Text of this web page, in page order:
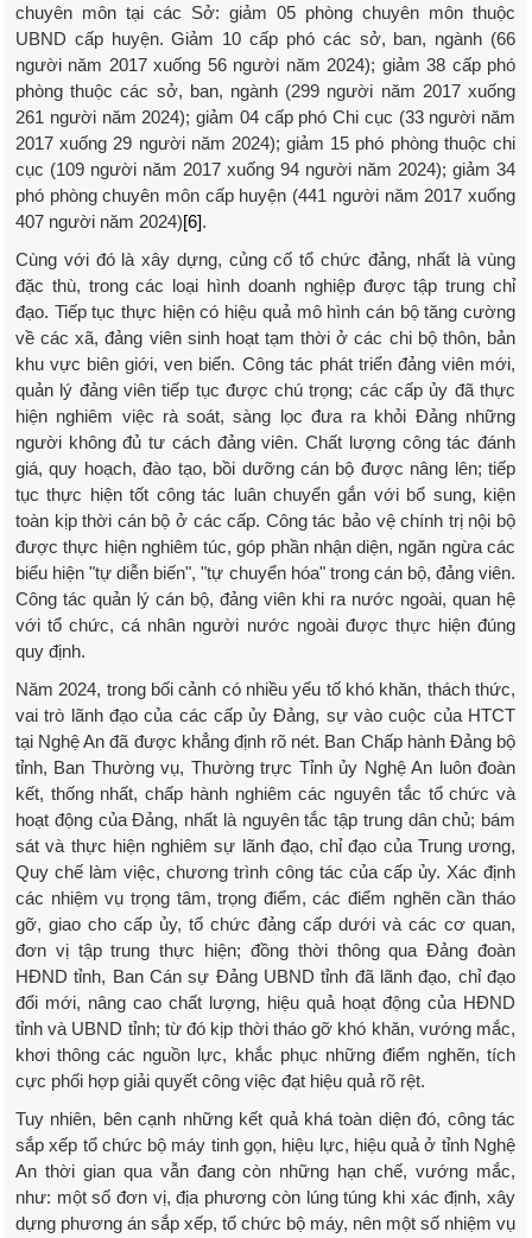
chuyên môn tại các Sở: giảm 05 phòng chuyên môn thuộc
UBND cấp huyện. Giảm 10 cấp phó các sở, ban, ngành (66
người năm 2017 xuống 56 người năm 2024); giảm 38 cấp phó
phòng thuộc các sở, ban, ngành (299 người năm 2017 xuống
261 người năm 2024); giảm 04 cấp phó Chi cục (33 người năm
2017 xuống 29 người năm 2024); giảm 15 phó phòng thuộc chi
cục (109 người năm 2017 xuống 94 người năm 2024); giảm 34
phó phòng chuyên môn cấp huyện (441 người năm 2017 xuống
407 người năm 2024)[6].
Cùng với đó là xây dựng, củng cố tổ chức đảng, nhất là vùng
đặc thù, trong các loại hình doanh nghiệp được tập trung chỉ
đạo. Tiếp tục thực hiện có hiệu quả mô hình cán bộ tăng cường
về các xã, đảng viên sinh hoạt tạm thời ở các chi bộ thôn, bản
khu vực biên giới, ven biển. Công tác phát triển đảng viên mới,
quản lý đảng viên tiếp tục được chú trọng; các cấp ủy đã thực
hiện nghiêm việc rà soát, sàng lọc đưa ra khỏi Đảng những
người không đủ tư cách đảng viên. Chất lượng công tác đánh
giá, quy hoạch, đào tạo, bồi dưỡng cán bộ được nâng lên; tiếp
tục thực hiện tốt công tác luân chuyển gắn với bổ sung, kiện
toàn kịp thời cán bộ ở các cấp. Công tác bảo vệ chính trị nội bộ
được thực hiện nghiêm túc, góp phần nhận diện, ngăn ngừa các
biểu hiện "tự diễn biến", "tự chuyển hóa" trong cán bộ, đảng viên.
Công tác quản lý cán bộ, đảng viên khi ra nước ngoài, quan hệ
với tổ chức, cá nhân người nước ngoài được thực hiện đúng
quy định.
Năm 2024, trong bối cảnh có nhiều yếu tố khó khăn, thách thức,
vai trò lãnh đạo của các cấp ủy Đảng, sự vào cuộc của HTCT
tại Nghệ An đã được khẳng định rõ nét. Ban Chấp hành Đảng bộ
tỉnh, Ban Thường vụ, Thường trực Tỉnh ủy Nghệ An luôn đoàn
kết, thống nhất, chấp hành nghiêm các nguyên tắc tổ chức và
hoạt động của Đảng, nhất là nguyên tắc tập trung dân chủ; bám
sát và thực hiện nghiêm sự lãnh đạo, chỉ đạo của Trung ương,
Quy chế làm việc, chương trình công tác của cấp ủy. Xác định
các nhiệm vụ trọng tâm, trọng điểm, các điểm nghẽn cần tháo
gỡ, giao cho cấp ủy, tổ chức đảng cấp dưới và các cơ quan,
đơn vị tập trung thực hiện; đồng thời thông qua Đảng đoàn
HĐND tỉnh, Ban Cán sự Đảng UBND tỉnh đã lãnh đạo, chỉ đạo
đổi mới, nâng cao chất lượng, hiệu quả hoạt động của HĐND
tỉnh và UBND tỉnh; từ đó kịp thời tháo gỡ khó khăn, vướng mắc,
khơi thông các nguồn lực, khắc phục những điểm nghẽn, tích
cực phối hợp giải quyết công việc đạt hiệu quả rõ rệt.
Tuy nhiên, bên cạnh những kết quả khá toàn diện đó, công tác
sắp xếp tổ chức bộ máy tinh gọn, hiệu lực, hiệu quả ở tỉnh Nghệ
An thời gian qua vẫn đang còn những hạn chế, vướng mắc,
như: một số đơn vị, địa phương còn lúng túng khi xác định, xây
dựng phương án sắp xếp, tổ chức bộ máy, nên một số nhiệm vụ